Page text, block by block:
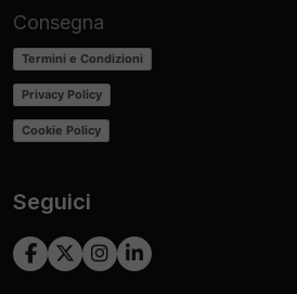
Consegna
Termini e Condizioni
Privacy Policy
Cookie Policy
Seguici